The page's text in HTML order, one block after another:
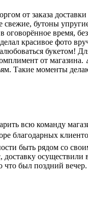
от заказа
бутоны
оговорённое время,
красивое фото
букетом!
от магазина.
Такие моменты
всю команду
благодарных
быть рядом со
осуществили
что был поздний